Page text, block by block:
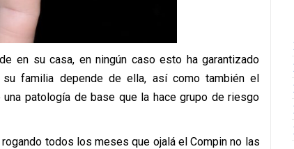
en su casa, en ningún caso esto ha garantizado
familia depende de ella, así como también el
patología de base que la hace grupo de riesgo
rogando todos los meses que ojalá el Compin no las